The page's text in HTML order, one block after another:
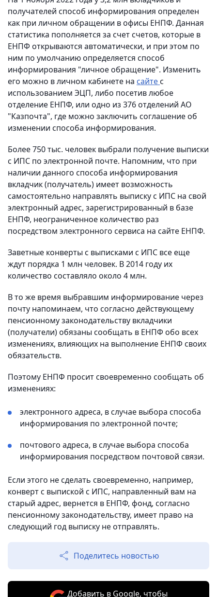
получателей способ информирования определен
как при личном обращении в офисы ЕНПФ. Данная
статистика пополняется за счет счетов, которые в
ЕНПФ открываются автоматически, и при этом по
ним по умолчанию определяется способ
информирования "личное обращение". Изменить
его можно в личном кабинете на сайтес
использованием ЭЦП, либо посетив любое
отделение ЕНПФ, или одно из 376 отделений АО
"Казпочта", где можно заключить соглашение об
изменении способа информирования.
Более 750 тыс. человек выбрали получение выписки
с ИПС по электронной почте. Напомним, что при
наличии данного способа информирования
вкладчик (получатель) имеет возможность
самостоятельно направлять выписку с ИПС на свой
электронный адрес, зарегистрированный в базе
ЕНПФ, неограниченное количество раз
посредством электронного сервиса на сайте ЕНПФ.
Заветные конверты с выписками с ИПС все еще
ждут порядка 1 млн человек. В 2014 году их
количество составляло около 4 млн.
В то же время выбравшим информирование через
почту напоминаем, что согласно действующему
пенсионному законодательству вкладчики
(получатели) обязаны сообщать в ЕНПФ обо всех
изменениях, влияющих на выполнение ЕНПФ своих
обязательств.
Поэтому ЕНПФ просит своевременно сообщать об
изменениях:
электронного адреса, в случае выбора способа
информирования по электронной почте;
почтового адреса, в случае выбора способа
информирования посредством почтовой связи.
Если этого не сделать своевременно, например,
конверт с выпиской с ИПС, направленный вам на
старый адрес, вернется в ЕНПФ, фонд, согласно
пенсионному законодательству, имеет право на
следующий год выписку не отправлять.
Поделитесь новостью
Добавить в Google, чтобы